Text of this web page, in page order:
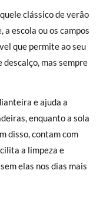
clássico de verão
a escola ou os campos
que permite ao seu
mas sempre
e ajuda a
enquanto a sola
disso, contam com
a limpeza e
elas nos dias mais